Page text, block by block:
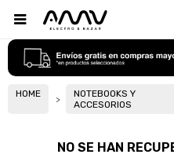

HOME
NOTEBOOKS Y
ACCESORIOS
NO SE HAN